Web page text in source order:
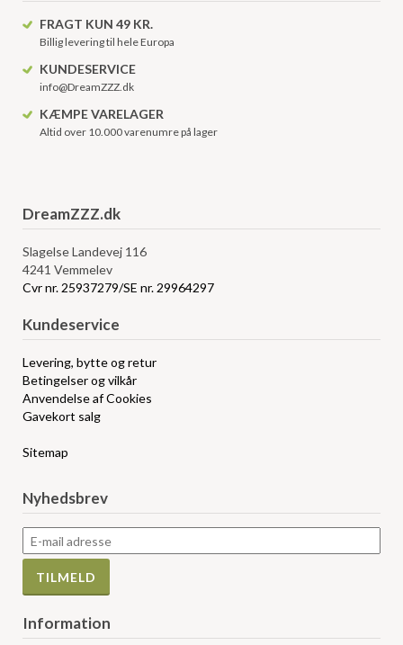
FRAGT KUN 49 KR.
Billig levering til hele Europa
KUNDESERVICE
info@DreamZZZ.dk
KÆMPE VARELAGER
Altid over 10.000 varenumre på lager
DreamZZZ.dk
Slagelse Landevej 116
4241 Vemmelev
Cvr nr. 25937279/SE nr. 29964297
Kundeservice
Levering, bytte og retur
Betingelser og vilkår
Anvendelse af Cookies
Gavekort salg
Sitemap
Nyhedsbrev
Information